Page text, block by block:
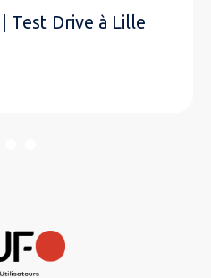
Test Drive à Lille